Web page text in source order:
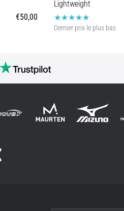
€50,00
Lightweight
Dernier prix le plus bas